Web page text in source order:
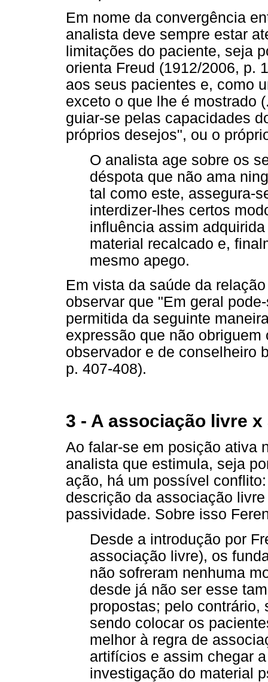
Em nome da convergência
analista deve sempre estar
limitações do paciente, seja
orienta Freud (1912/2006, p.
aos seus pacientes e, como
exceto o que lhe é mostrado
guiar-se pelas capacidades
próprios desejos", ou o
O analista age sobre os
déspota que não ama
tal como este, assegura-
interdizer-lhes certos
influência assim
material recalcado e,
mesmo apego.
Em vista da saúde da
observar que "Em geral
permitida da seguinte
expressão que não
observador e de conselheiro
p. 407-408).
3 - A associação livre
Ao falar-se em posição ativa
analista que estimula, seja
ação, há um possível
descrição da associação
passividade. Sobre isso
Desde a introdução por
associação livre), os
não sofreram nenhuma
desde já não ser esse
propostas; pelo contrário,
sendo colocar os
melhor à regra de
artifícios e assim chegar
investigação do material